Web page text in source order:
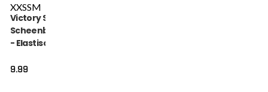
XXSSM
Victory Sports
Scheenbeschermer
- Elastische
- Rood
9.99